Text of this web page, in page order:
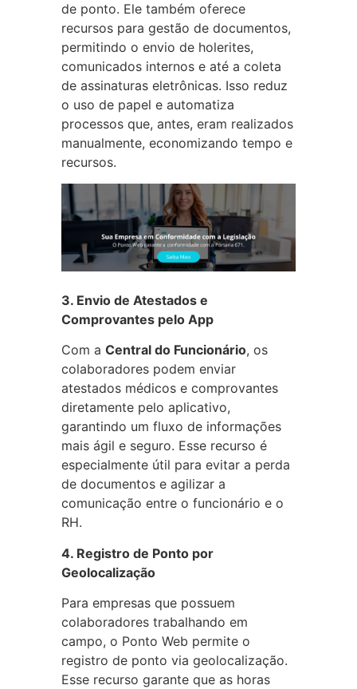
de ponto. Ele também oferece
recursos para gestão de documentos,
permitindo o envio de holerites,
comunicados internos e até a coleta
de assinaturas eletrônicas. Isso reduz
o uso de papel e automatiza
processos que, antes, eram realizados
manualmente, economizando tempo e
recursos.
3. Envio de Atestados e
Comprovantes pelo App
Com a Central do Funcionário, os
colaboradores podem enviar
atestados médicos e comprovantes
diretamente pelo aplicativo,
garantindo um fluxo de informações
mais ágil e seguro. Esse recurso é
especialmente útil para evitar a perda
de documentos e agilizar a
comunicação entre o funcionário e o
RH.
4. Registro de Ponto por
Geolocalização
Para empresas que possuem
colaboradores trabalhando em
campo, o Ponto Web permite o
registro de ponto via geolocalização.
Esse recurso garante que as horas